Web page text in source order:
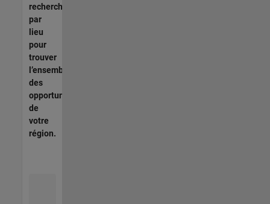
recherche
par
lieu
pour
trouver
l’ensemble
des
opportunités
de
votre
région.